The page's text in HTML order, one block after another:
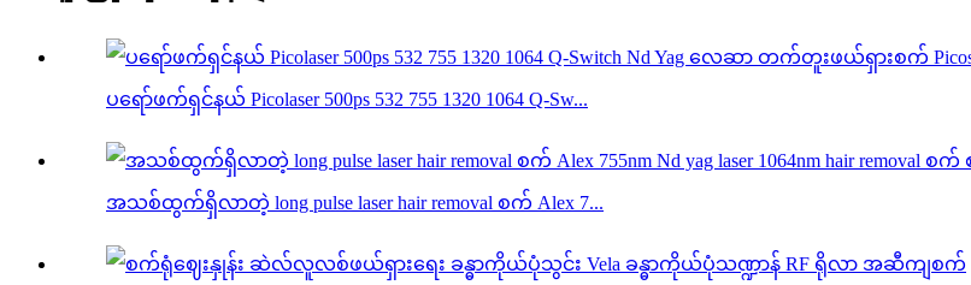
ပရော်ဖက်ရှင်နယ် Picolaser 500ps 532 755 1320 1064 Q-Sw...
အသစ်ထွက်ရှိလာတဲ့ long pulse laser hair removal စက် Alex 7...